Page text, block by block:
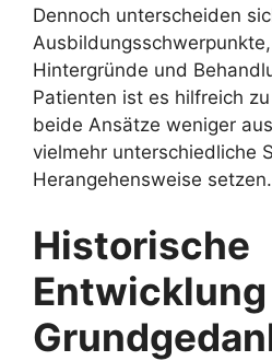
Dennoch unterscheiden
Hintergründe und
Patienten ist es hilfreich
beide Ansätze weniger
vielmehr unterschiedliche
Herangehensweise setzen.
Historische